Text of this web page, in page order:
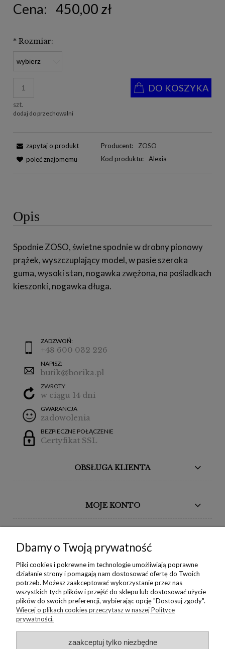
Cena: 450,00 zł
* Rozmiar:
szt.
DO KOSZYKA
dodaj do przechowalni
Producent:
ZOSO
Kod produktu:
Alexia
zapytaj o produkt
poleć znajomemu
Opis
Spodnie ZOSO, świetne spodnie w drobny pionowy
prążek, wyszczuplający model, w pasie szeroka
guma, wysoki stan, nogawka zwężona, na pośladkach
kieszonki, nogawka długa.
ZADZWOŃ:
+48 600 032 226
NAPISZ:
butik@borika.pl
ZWROTY
w ciągu 14 dni
GWARANCJA
zadowolenia
BEZPIECZNE POŁĄCZENIE
Certyfikat SSL
OBSŁUGA KLIENTA
MOJE KONTO
BORIKA DESIGN
MONIKA BORAK
NEWSLETTER
Copyright © 2022 Borika.pl
Dbamy o Twoją prywatność
Pliki cookies i pokrewne im technologie umożliwiają poprawne
działanie strony i pomagają nam dostosować ofertę do Twoich
potrzeb. Możesz zaakceptować wykorzystanie przez nas
wszystkich tych plików i przejść do sklepu lub dostosować użycie
plików do swoich preferencji, wybierając opcję "Dostosuj zgody".
Więcej o plikach cookies przeczytasz w naszej Polityce
prywatności.
zaakceptuj tylko niezbędne